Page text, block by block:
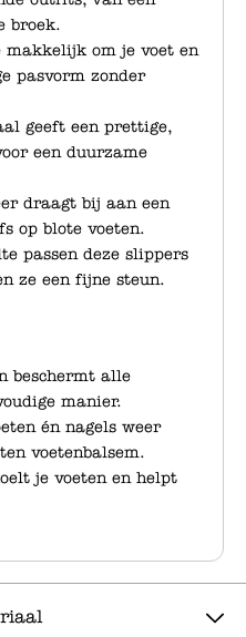
broek.
om je voet en
pasvorm zonder
geeft een prettige,
een duurzame
draagt bij aan een
op blote voeten.
passen deze slippers
ze een fijne steun.
beschermt alle
manier.
én nagels weer
voetenbalsem.
je voeten en helpt